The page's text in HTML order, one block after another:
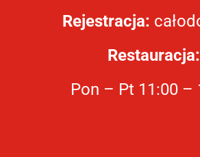
Rejestracja:
Restauracja:
Pon – Pt 11:00 –